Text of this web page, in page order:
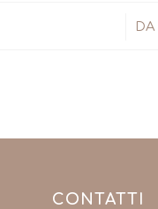
DA
CONTATTI